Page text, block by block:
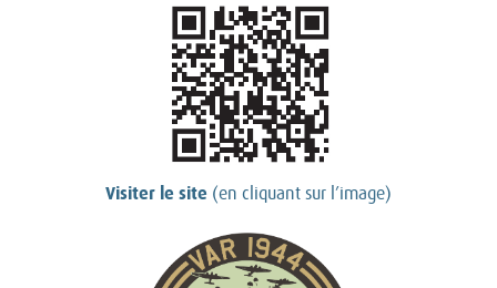
Visiter le site (en cliquant sur l’image)